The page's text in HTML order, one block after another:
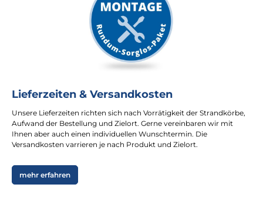
Lieferzeiten & Versandkosten
Unsere Lieferzeiten richten sich nach Vorrätigkeit der Strandkörbe,
Aufwand der Bestellung und Zielort. Gerne vereinbaren wir mit
Ihnen aber auch einen individuellen Wunschtermin. Die
Versandkosten varrieren je nach Produkt und Zielort.
mehr erfahren